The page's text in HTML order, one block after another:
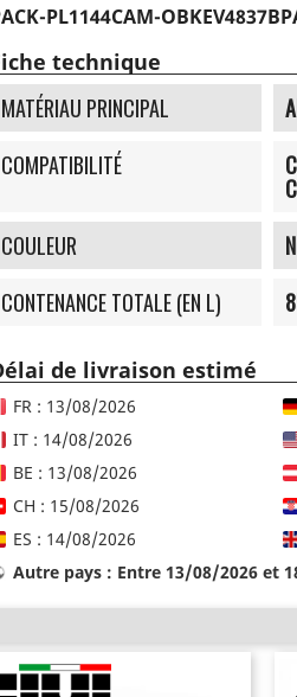
PL1144CAM-
technique
MATÉRIAU PRINCIPAL
COMPATIBILITÉ
COULEUR
CONTENANCE TOTALE (EN L)
de livraison estimé
FR : 13/08/2026
IT : 14/08/2026
BE : 13/08/2026
CH : 15/08/2026
ES : 14/08/2026
Autre pays : Entre 13/08/2026 et